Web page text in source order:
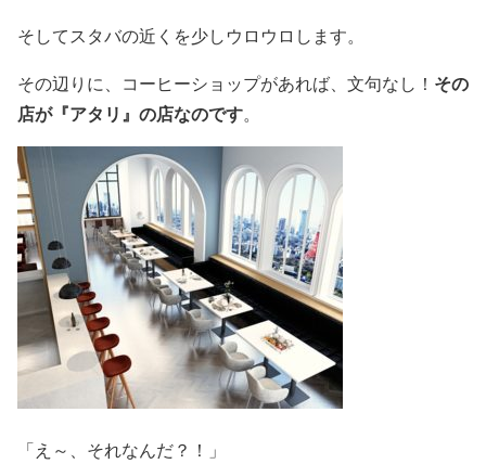
そしてスタバの近くを少しウロウロします。
その辺りに、コーヒーショップがあれば、文句なし！ その
店が『アタリ』の店なのです。
「え～、それなんだ？！」